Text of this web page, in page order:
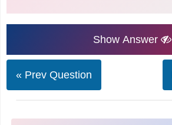
Show Answer
« Prev Question